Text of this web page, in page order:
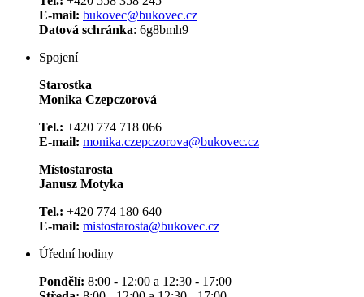
E-mail: bukovec@bukovec.cz
Datová schránka: 6g8bmh9
Spojení
Starostka
Monika Czepczorová
Tel.: +420 774 718 066
E-mail: monika.czepczorova@bukovec.cz
Místostarosta
Janusz Motyka
Tel.: +420 774 180 640
E-mail: mistostarosta@bukovec.cz
Úřední hodiny
Pondělí: 8:00 - 12:00 a 12:30 - 17:00